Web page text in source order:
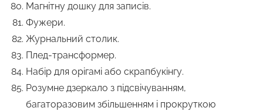
Магнітну дошку для записів.
Фужери.
Журнальний столик.
Плед-трансформер.
Набір для орігамі або скрапбукінгу.
Розумне дзеркало з підсвічуванням,
багаторазовим збільшенням і прокруткою